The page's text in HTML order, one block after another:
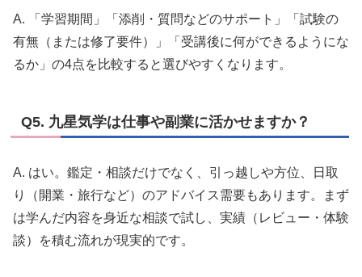
A. 「学習期間」「添削・質問などのサポート」「試験の
有無（または修了要件）」「受講後に何ができるようにな
るか」の4点を比較すると選びやすくなります。
Q5. 九星気学は仕事や副業に活かせますか？
A. はい。鑑定・相談だけでなく、引っ越しや方位、日取
り（開業・旅行など）のアドバイス需要もあります。まず
は学んだ内容を身近な相談で試し、実績（レビュー・体験
談）を積む流れが現実的です。